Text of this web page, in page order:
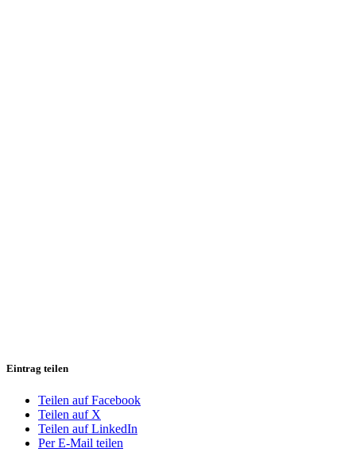
Eintrag teilen
Teilen auf Facebook
Teilen auf X
Teilen auf LinkedIn
Per E-Mail teilen